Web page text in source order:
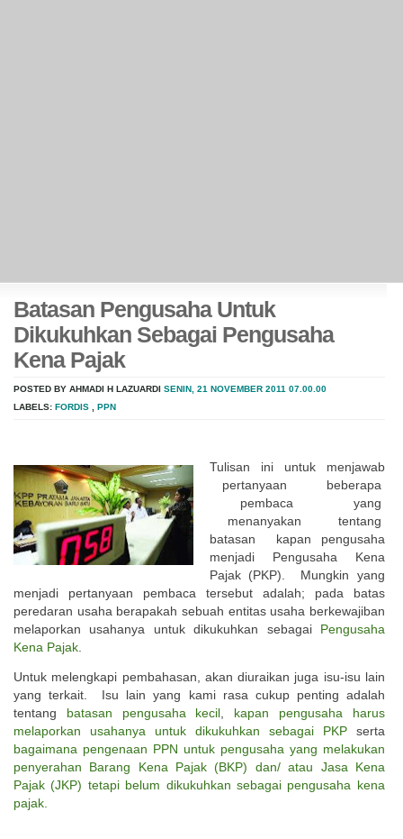
Batasan Pengusaha Untuk
Dikukuhkan Sebagai Pengusaha
Kena Pajak
POSTED BY AHMADI H LAZUARDI SENIN, 21 NOVEMBER 2011 07.00.00
LABELS: FORDIS PPN
Tulisan ini untuk menjawab
pertanyaan beberapa
pembaca yang
menanyakan tentang
batasan kapan pengusaha
menjadi Pengusaha Kena
Pajak (PKP). Mungkin yang
menjadi pertanyaan pembaca tersebut adalah; pada batas
peredaran usaha berapakah sebuah entitas usaha berkewajiban
melaporkan usahanya untuk dikukuhkan sebagai Pengusaha
Kena Pajak
Untuk melengkapi pembahasan, akan diuraikan juga isu-isu lain
yang terkait. Isu lain yang kami rasa cukup penting adalah
tentang batasan pengusaha kecil, kapan pengusaha harus
melaporkan usahanya untuk dikukuhkan sebagai PKPserta
bagaimana pengenaan PPN untuk pengusaha yang melakukan
penyerahan Barang Kena Pajak (BKP) dan/ atau Jasa Kena
Pajak (JKP) tetapi belum dikukuhkan sebagai pengusaha kena
pajak.